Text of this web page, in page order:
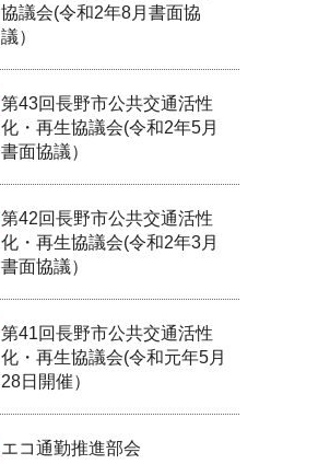
協議会(令和2年8月書面協
議）
第43回長野市公共交通活性
化・再生協議会(令和2年5月
書面協議）
第42回長野市公共交通活性
化・再生協議会(令和2年3月
書面協議）
第41回長野市公共交通活性
化・再生協議会(令和元年5月
28日開催）
エコ通勤推進部会